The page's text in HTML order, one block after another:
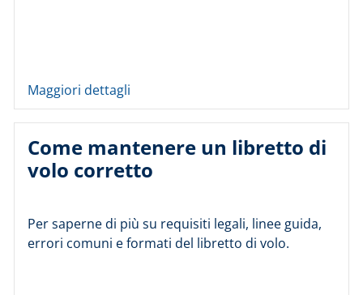
Maggiori dettagli
Come mantenere un libretto di
volo corretto
Per saperne di più su requisiti legali, linee guida,
errori comuni e formati del libretto di volo.